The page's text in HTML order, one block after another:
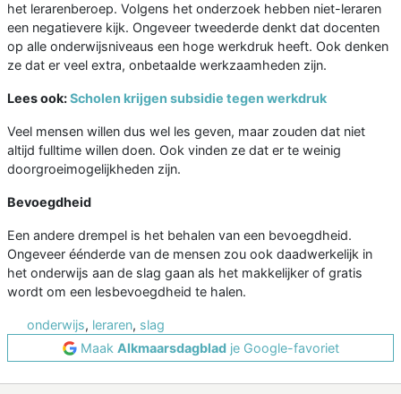
het lerarenberoep. Volgens het onderzoek hebben niet-leraren
een negatievere kijk. Ongeveer tweederde denkt dat docenten
op alle onderwijsniveaus een hoge werkdruk heeft. Ook denken
ze dat er veel extra, onbetaalde werkzaamheden zijn.
Lees ook:Scholen krijgen subsidie tegen werkdruk
Veel mensen willen dus wel les geven, maar zouden dat niet
altijd fulltime willen doen. Ook vinden ze dat er te weinig
doorgroeimogelijkheden zijn.
Bevoegdheid
Een andere drempel is het behalen van een bevoegdheid.
Ongeveer éénderde van de mensen zou ook daadwerkelijk in
het onderwijs aan de slag gaan als het makkelijker of gratis
wordt om een lesbevoegdheid te halen.
onderwijs, leraren, slag
Maak Alkmaarsdagbladje Google-favoriet